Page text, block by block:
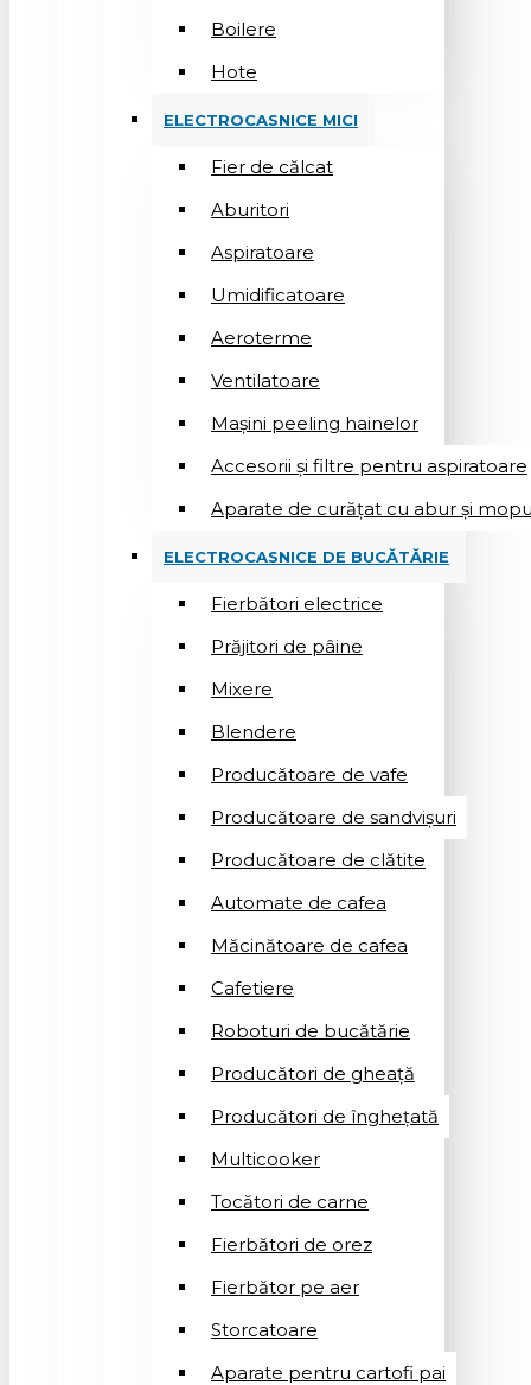
Boilere
Hote
ELECTROCASNICE MICI
Fier de călcat
Aburitori
Aspiratoare
Umidificatoare
Aeroterme
Ventilatoare
Mașini peeling hainelor
Accesorii și filtre pentru aspiratoare
Aparate de curățat cu abur și
ELECTROCASNICE DE BUCĂTĂRIE
Fierbători electrice
Prăjitori de pâine
Mixere
Blendere
Producătoare de vafe
Producătoare de sandvişuri
Producătoare de clătite
Automate de cafea
Măcinătoare de cafea
Cafetiere
Roboturi de bucătărie
Producători de gheață
Producători de înghețată
Multicooker
Tocători de carne
Fierbători de orez
Fierbător pe aer
Storcatoare
Aparate pentru cartofi pai